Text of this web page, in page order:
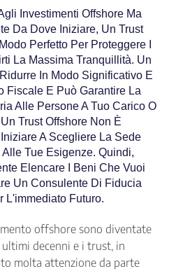
Investimenti Offshore Ma
Da Dove Iniziare, Un Trust
Perfetto Per Proteggere I
La Massima Tranquillità. Un
In Modo Significativo E
Fiscale E Può Garantire La
Alle Persone A Tuo Carico O
Trust Offshore Non È
A Scegliere La Sede
Tue Esigenze. Quindi,
Elencare I Beni Che Vuoi
Un Consulente Di Fiducia
L'immediato Futuro.
offshore sono diventate
decenni e i trust, in
molta attenzione da parte